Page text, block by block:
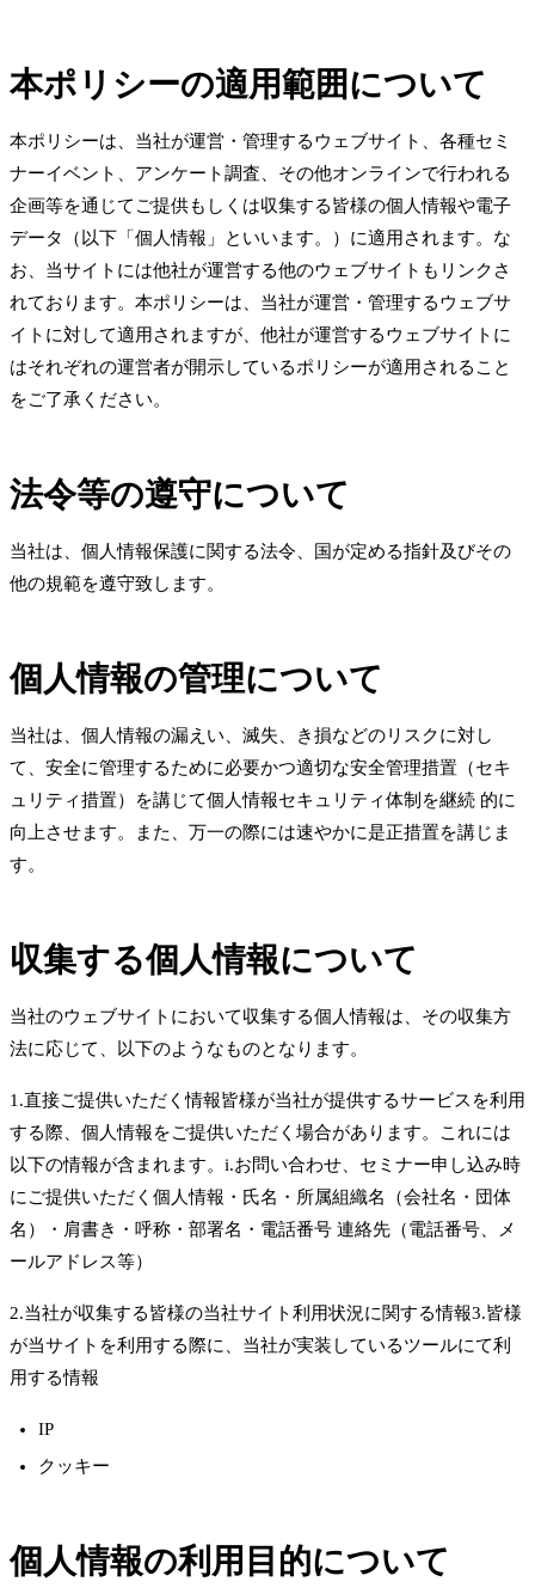
本ポリシーの適用範囲について
本ポリシーは、当社が運営・管理するウェブサイト、各種セミ
ナーイベント、アンケート調査、その他オンラインで行われる
企画等を通じてご提供もしくは収集する皆様の個人情報や電子
データ（以下「個人情報」といいます。）に適用されます。な
お、当サイトには他社が運営する他のウェブサイトもリンクさ
れております。本ポリシーは、当社が運営・管理するウェブサ
イトに対して適用されますが、他社が運営するウェブサイトに
はそれぞれの運営者が開示しているポリシーが適用されること
をご了承ください。
法令等の遵守について
当社は、個人情報保護に関する法令、国が定める指針及びその
他の規範を遵守致します。
個人情報の管理について
当社は、個人情報の漏えい、滅失、き損などのリスクに対し
て、安全に管理するために必要かつ適切な安全管理措置（セキ
ュリティ措置）を講じて個人情報セキュリティ体制を継続 的に
向上させます。また、万一の際には速やかに是正措置を講じま
す。
収集する個人情報について
当社のウェブサイトにおいて収集する個人情報は、その収集方
法に応じて、以下のようなものとなります。
1.直接ご提供いただく情報皆様が当社が提供するサービスを利用
する際、個人情報をご提供いただく場合があります。これには
以下の情報が含まれます。i.お問い合わせ、セミナー申し込み時
にご提供いただく個人情報・氏名・所属組織名（会社名・団体
名）・肩書き・呼称・部署名・電話番号 連絡先（電話番号、メ
ールアドレス等）
2.当社が収集する皆様の当社サイト利用状況に関する情報3.皆様
が当サイトを利用する際に、当社が実装しているツールにて利
用する情報
IP
クッキー
個人情報の利用目的について